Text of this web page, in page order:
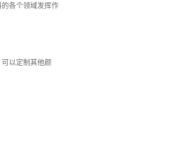
各个领域发挥作
以定制其他颜